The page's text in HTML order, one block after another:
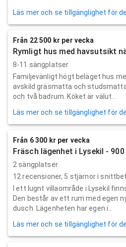
Läs mer och se tillgänglighet för
Från 22 500 kr per vecka
Rymligt hus med havsutsikt
8-11 sängplatser
Familjevänligt högt beläget hus
avskild gräsmatta och
och två badrum. Köket är välut...
Läs mer och se tillgänglighet för
Från 6 300 kr per vecka
Fräsch lägenhet i Lysekil -
2 sängplatser
12 recensioner, 5 stjärnor i
I ett lugnt villaområde i Lysekil
Den består av ett rum med egen
dusch. Lägenheten har egen i...
Läs mer och se tillgänglighet för